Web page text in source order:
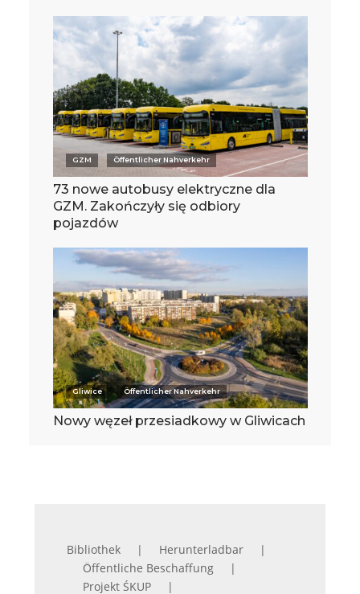
GZM Öffentlicher Nahverkehr
73 nowe autobusy elektryczne dla
GZM. Zakończyły się odbiory
pojazdów
Gliwice Öffentlicher Nahverkehr
Nowy węzeł przesiadkowy w Gliwicach
Bibliothek
Herunterladbar
Öffentliche Beschaffung
Projekt ŚKUP